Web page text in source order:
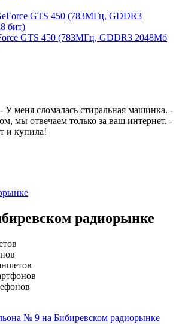
GTS 450 (783МГц, GDDR3 2048Мб
У меня сломалась стиральная машинка. -
мы отвечаем только за ваш интернет. -
и купила!
радиорынке